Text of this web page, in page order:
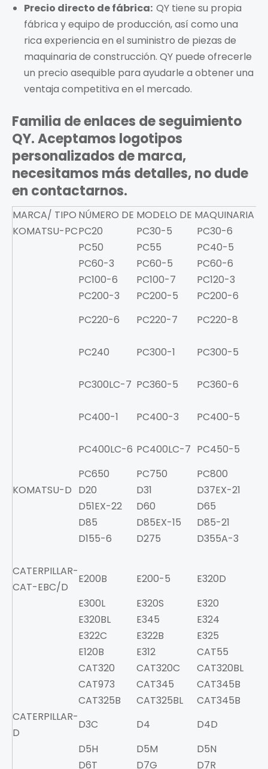
Precio directo de fábrica: QY tiene su propia
fábrica y equipo de producción, así como una
rica experiencia en el suministro de piezas de
maquinaria de construcción. QY puede ofrecerle
un precio asequible para ayudarle a obtener una
ventaja competitiva en el mercado.
Familia de enlaces de seguimiento
QY. Aceptamos logotipos
personalizados de marca,
necesitamos más detalles, no dude
en contactarnos.
MARCA/ TIPO NÚMERO DE MODELO DE MAQUINARIA
KOMATSU-PCPC20 PC30-5 PC30-6
PC50
PC55 PC40-5
PC60-3
PC60-5 PC60-6
PC100-6
PC100-7 PC120-3
PC200-3
PC200-5 PC200-6
PC220-6
PC220-7 PC220-8
PC240 PC300-1 PC300-5
PC300LC-7 PC360-5 PC360-6
PC400-1 PC400-3 PC400-5
PC400LC-6 PC400LC-7 PC450-5
PC650
PC750 PC800
KOMATSU-D D20 D31 D37EX-21
D51EX-22
D60 D65
D85
D85EX-15 D85-21
D155-6
D275 D355A-3
CATERPILLAR-
CAT-EBC/D
E200B E200-5 E320D
E300L
E320S E320
E320BL
E345 E324
E322C
E322B E325
E120B
E312 CAT55
CAT320
CAT320C CAT320BL
CAT973
CAT345 CAT345B
CAT325B
CAT325BL
CAT345B
CATERPILLAR-
D
D3C D4 D4D
D5H
D5M D5N
D6T
D7G D7R